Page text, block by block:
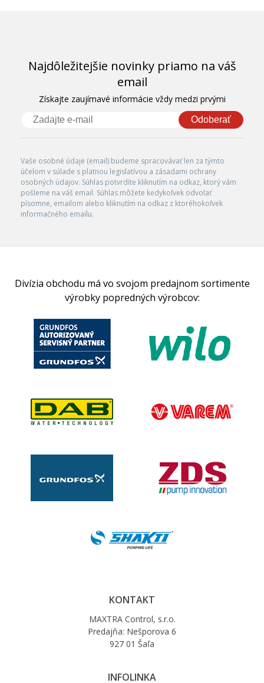
Najdôležitejšie novinky priamo na váš
email
Získajte zaujímavé informácie vždy medzi prvými
Odoberať
Vaše osobné údaje (email) budeme spracovávať len za týmto
účelom v súlade s platnou legislatívou a zásadami ochrany
osobných údajov. Súhlas potvrdíte kliknutím na odkaz, ktorý vám
pošleme na váš email. Súhlas môžete kedykoľvek odvolať
písomne, emailom alebo kliknutím na odkaz z ktoréhokoľvek
informačného emailu.
Divízia obchodu má vo svojom predajnom sortimente
výrobky popredných výrobcov:
KONTAKT
MAXTRA Control, s.r.o.
Predajňa: Nešporova 6
927 01 Šaľa
INFOLINKA